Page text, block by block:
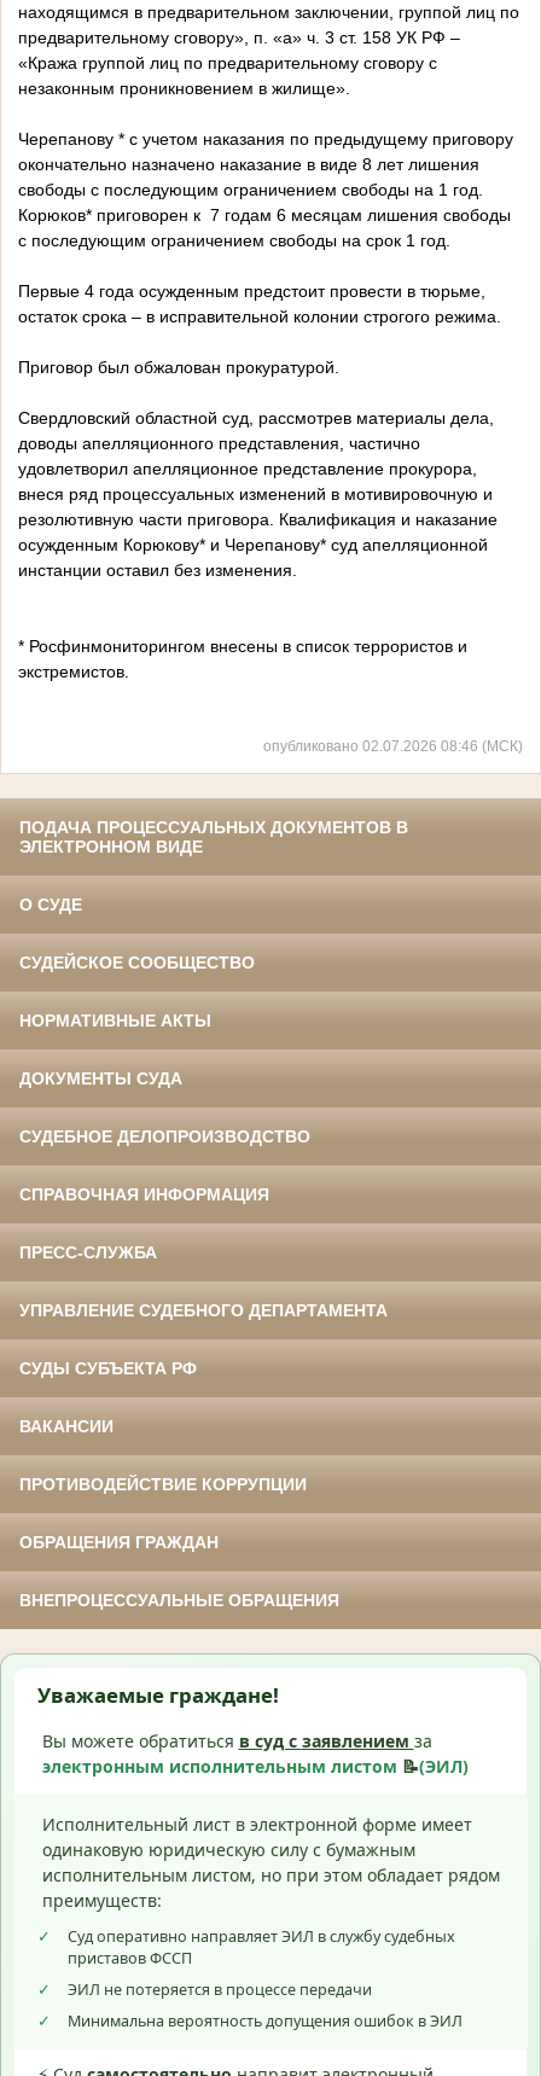
находящимся в предварительном заключении, группой лиц по
предварительному сговору», п. «а» ч. 3 ст. 158 УК РФ –
«Кража группой лиц по предварительному сговору с
незаконным проникновением в жилище».
Черепанову * с учетом наказания по предыдущему приговору
окончательно назначено наказание в виде 8 лет лишения
свободы с последующим ограничением свободы на 1 год.
Корюков* приговорен к 7 годам 6 месяцам лишения свободы
с последующим ограничением свободы на срок 1 год.
Первые 4 года осужденным предстоит провести в тюрьме,
остаток срока – в исправительной колонии строгого режима.
Приговор был обжалован прокуратурой.
Свердловский областной суд, рассмотрев материалы дела,
доводы апелляционного представления, частично
удовлетворил апелляционное представление прокурора,
внеся ряд процессуальных изменений в мотивировочную и
резолютивную части приговора. Квалификация и наказание
осужденным Корюкову* и Черепанову* суд апелляционной
инстанции оставил без изменения.
* Росфинмониторингом внесены в список террористов и
экстремистов.
опубликовано 02.07.2026 08:46 (МСК)
ПОДАЧА ПРОЦЕССУАЛЬНЫХ ДОКУМЕНТОВ В
ЭЛЕКТРОННОМ ВИДЕ
О СУДЕ
СУДЕЙСКОЕ СООБЩЕСТВО
НОРМАТИВНЫЕ АКТЫ
ДОКУМЕНТЫ СУДА
СУДЕБНОЕ ДЕЛОПРОИЗВОДСТВО
СПРАВОЧНАЯ ИНФОРМАЦИЯ
ПРЕСС-СЛУЖБА
УПРАВЛЕНИЕ СУДЕБНОГО ДЕПАРТАМЕНТА
СУДЫ СУБЪЕКТА РФ
ВАКАНСИИ
ПРОТИВОДЕЙСТВИЕ КОРРУПЦИИ
ОБРАЩЕНИЯ ГРАЖДАН
ВНЕПРОЦЕССУАЛЬНЫЕ ОБРАЩЕНИЯ
Уважаемые граждане!
Вы можете обратиться в суд с заявлением за
электронным исполнительным листом 📝(ЭИЛ)
Исполнительный лист в электронной форме имеет
одинаковую юридическую силу с бумажным
исполнительным листом, но при этом обладает рядом
преимуществ:
✓
Суд оперативно направляет ЭИЛ в службу судебных
приставов ФССП
✓
ЭИЛ не потеряется в процессе передачи
✓
Минимальна вероятность допущения ошибок в ЭИЛ